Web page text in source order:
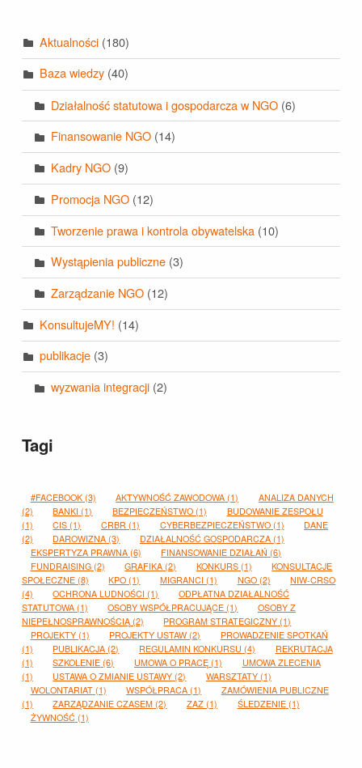
Aktualności(180)
Baza wiedzy(40)
Działalność statutowa i gospodarcza w NGO (6)
Finansowanie NGO (14)
Kadry NGO (9)
Promocja NGO (12)
Tworzenie prawa i kontrola obywatelska (10)
Wystąpienia publiczne (3)
Zarządzanie NGO (12)
KonsultujeMY! (14)
publikacje(3)
wyzwania integracji (2)
Tagi
#FACEBOOK(3) AKTYWNOŚĆ ZAWODOWA (1)
ANALIZA DANYCH
(2)
BANKI (1) BEZPIECZEŃSTWO (1)
BUDOWANIE ZESPOŁU
(1)
CIS (1) CRBR (1) CYBERBEZPIECZEŃSTWO(1)
DANE
(2)
DAROWIZNA (3) DZIAŁALNOŚĆ GOSPODARCZA (1)
EKSPERTYZA PRAWNA(6) FINANSOWANIE DZIAŁAŃ (6)
FUNDRAISING(2) GRAFIKA (2) KONKURS(1)
KONSULTACJE
SPOŁECZNE(8) KPO (1) MIGRANCI (1) NGO(2)
NIW-CRSO
(4)
OCHRONA LUDNOŚCI (1)
ODPŁATNA DZIAŁALNOŚĆ
STATUTOWA(1) OSOBY WSPÓŁPRACUJĄCE (1)
OSOBY Z
NIEPEŁNOSPRAWNOŚCIĄ(2) PROGRAM STRATEGICZNY (1)
PROJEKTY(1) PROJEKTY USTAW (2)
PROWADZENIE SPOTKAŃ
(1)
PUBLIKACJA (2) REGULAMIN KONKURSU (4)
REKRUTACJA
(1)
SZKOLENIE (6) UMOWA O PRACĘ (1)
UMOWA ZLECENIA
(1)
USTAWA O ZMIANIE USTAWY (2) WARSZTATY (1)
WOLONTARIAT(1) WSPÓŁPRACA (1)
ZAMÓWIENIA PUBLICZNE
(1)
ZARZĄDZANIE CZASEM (2) ZAZ (1) ŚLEDZENIE(1)
ŻYWNOŚĆ(1)